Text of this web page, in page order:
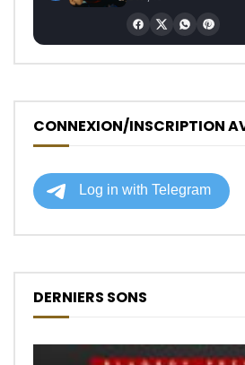
CONNEXION/INSCRIPTION
DERNIERS SONS